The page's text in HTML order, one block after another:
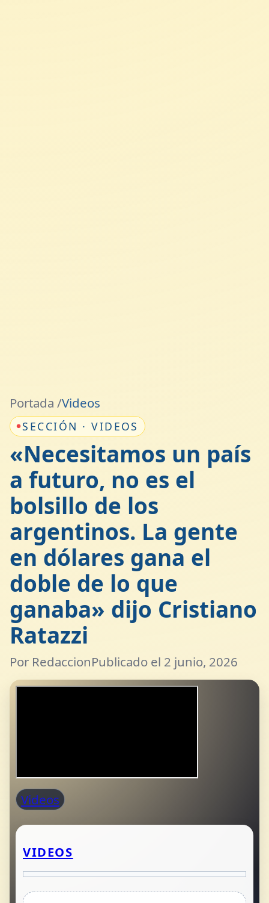
Portada /Videos
SECCIÓN · VIDEOS
«Necesitamos un país
a futuro, no es el
bolsillo de los
argentinos. La gente
en dólares gana el
doble de lo que
ganaba» dijo Cristiano
Ratazzi
Por RedaccionPublicado el 2 junio, 2026
Videos
VIDEOS